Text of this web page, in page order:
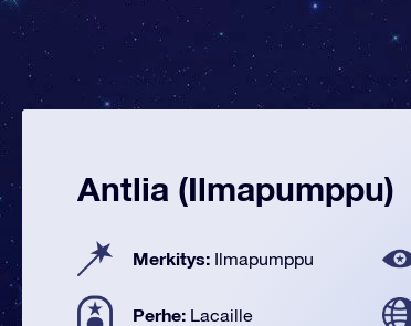
Antlia (Ilmapumppu)
Merkitys: Ilmapumppu
Perhe: Lacaille